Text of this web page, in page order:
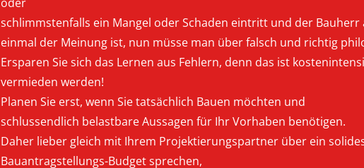
schlimmstenfalls ein Mangel oder Schaden eintritt und der Bauherr
einmal der Meinung ist, nun müsse man über falsch und richtig
Ersparen Sie sich das Lernen aus Fehlern, denn das ist
vermieden werden!
Planen Sie erst, wenn Sie tatsächlich Bauen möchten und
schlussendlich belastbare Aussagen für Ihr Vorhaben benötigen.
Daher lieber gleich mit Ihrem Projektierungspartner über ein
Bauantragstellungs-Budget sprechen,